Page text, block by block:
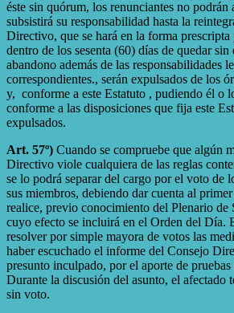
éste sin quórum, los renunciantes no podrán
subsistirá su responsabilidad hasta la
Directivo, que se hará en la forma prescripta
dentro de los sesenta (60) días de quedar
abandono además de las responsabilidades
correspondientes., serán expulsados de los
y, conforme a este Estatuto , pudiendo él o
conforme a las disposiciones que fija este
expulsados.
Art. 57º) Cuando se compruebe que algún
Directivo viole cualquiera de las reglas
se lo podrá separar del cargo por el voto de
sus miembros, debiendo dar cuenta al
realice, previo conocimiento del Plenario de
cuyo efecto se incluirá en el Orden del Día.
resolver por simple mayora de votos las
haber escuchado el informe del Consejo
presunto inculpado, por el aporte de pruebas
Durante la discusión del asunto, el afectado
sin voto.